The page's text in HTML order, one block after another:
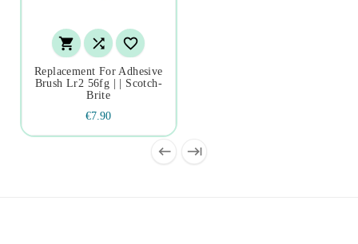
  
Replacement For Adhesive
Brush Lr2 56fg | | Scotch-
Brite
€7.90
 